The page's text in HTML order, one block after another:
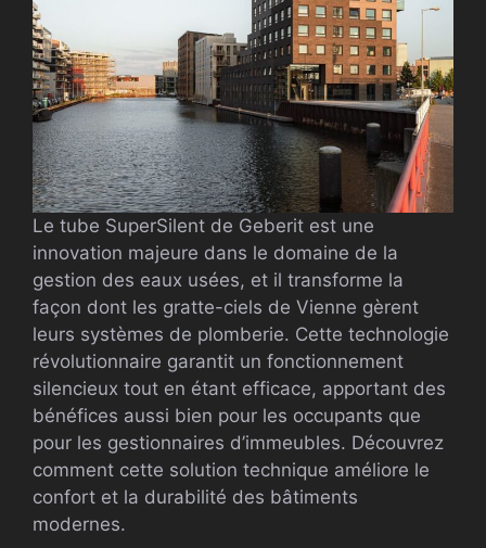
Le tube SuperSilent de Geberit est une
innovation majeure dans le domaine de la
gestion des eaux usées, et il transforme la
façon dont les gratte-ciels de Vienne gèrent
leurs systèmes de plomberie. Cette technologie
révolutionnaire garantit un fonctionnement
silencieux tout en étant efficace, apportant des
bénéfices aussi bien pour les occupants que
pour les gestionnaires d’immeubles. Découvrez
comment cette solution technique améliore le
confort et la durabilité des bâtiments
modernes.